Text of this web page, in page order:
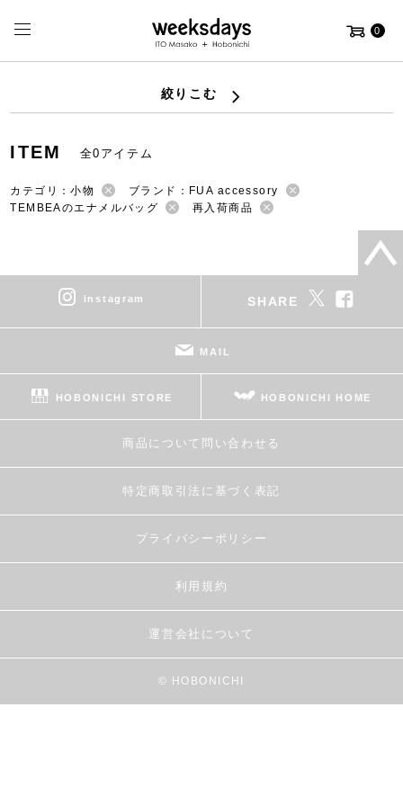
0
絞りこむ
ITEM 全0アイテム
カテゴリ：小物
ブランド：FUA accessory
TEMBEAのエナメルバッグ
再入荷商品
instagram SHARE
MAIL
HOBONICHI STORE HOBONICHI HOME
商品について問い合わせる
特定商取引法に基づく表記
プライバシーポリシー
利用規約
運営会社について
© HOBONICHI